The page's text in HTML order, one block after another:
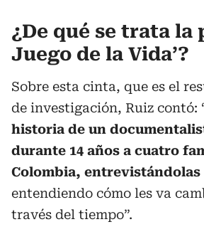
¿De qué se trata la
Juego de la Vida’?
Sobre esta cinta, que es el
de investigación, Ruiz contó:
historia de un
durante 14 años a cuatro
Colombia, entrevistándolas
entendiendo cómo les va
través del tiempo”.